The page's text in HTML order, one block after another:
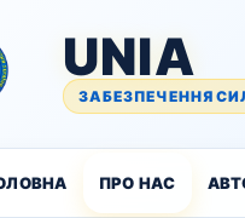
UNIA
ЗАБЕЗПЕЧЕННЯ
ПРО НАС